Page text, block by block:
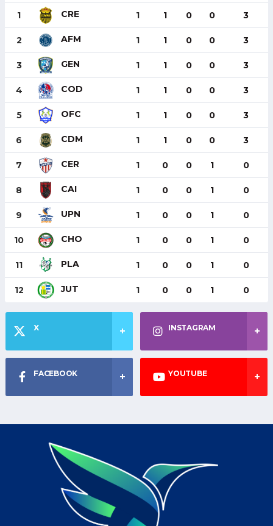
1 CRE 1 1 0 0 3
2 AFM 1 1 0 0 3
3 GEN 1 1 0 0 3
4 COD 1 1 0 0 3
5 OFC 1 1 0 0 3
6 CDM 1 1 0 0 3
7 CER 1 0 0 1 0
8 CAI 1 0 0 1 0
9 UPN 1 0 0 1 0
10 CHO 1 0 0 1 0
11 PLA 1 0 0 1 0
12 JUT 1 0 0 1 0
X INSTAGRAM
FACEBOOK YOUTUBE